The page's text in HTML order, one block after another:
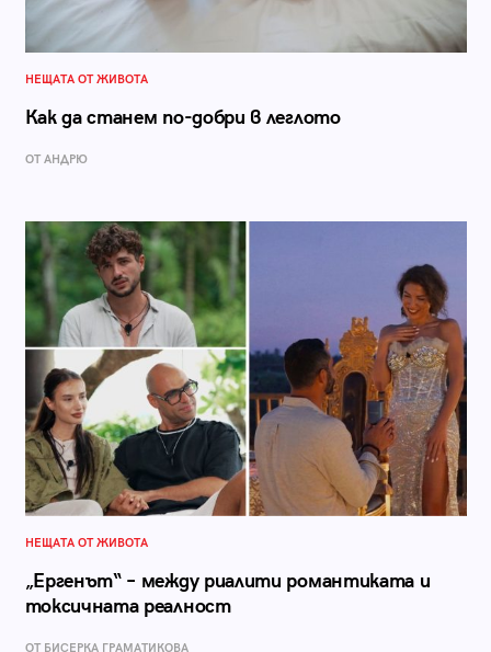
НЕЩАТА ОТ ЖИВОТА
Как да станем по-добри в леглото
ОТ АНДРЮ
НЕЩАТА ОТ ЖИВОТА
„Ергенът“ – между риалити романтиката и
токсичната реалност
ОТ БИСЕРКА ГРАМАТИКОВА